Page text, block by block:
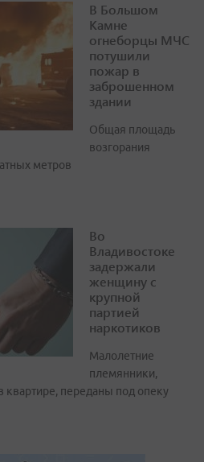
В Большом
Камне
огнеборцы МЧС
потушили
пожар в
заброшенном
здании
Общая площадь
возгорания
метров
Во
Владивостоке
задержали
женщину с
крупной
партией
наркотиков
Малолетние
племянники,
квартире, переданы под опеку